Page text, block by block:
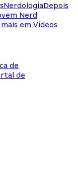
NerdologiaDepois
Nerd
mais em Vídeos
de
de